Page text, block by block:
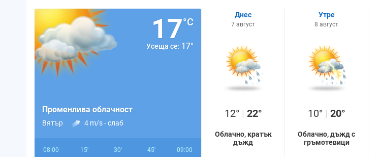
17°C
Усеща се: 17°
Променлива облачност
Вятър 4 m/s -слаб
08:00 15' 30' 45' 09:00
Днес
7 август
12° | 22°
Облачно, кратък
дъжд
Утре
8 август
10° | 20°
Облачно, дъжд с
гръмотевици